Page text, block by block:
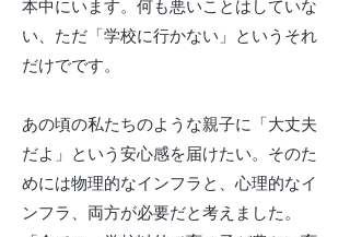
本中にいます。何も悪いことはしていな
い、ただ「学校に行かない」というそれ
だけでです。
あの頃の私たちのような親子に「大丈夫
だよ」という安心感を届けたい。そのた
めには物理的なインフラと、心理的なイ
ンフラ、両方が必要だと考えました。